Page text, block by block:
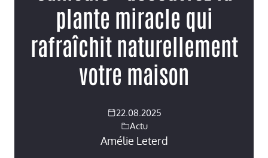
plante miracle qui
rafraîchit naturellement
votre maison
22.08.2025
Actu
Amélie Leterd